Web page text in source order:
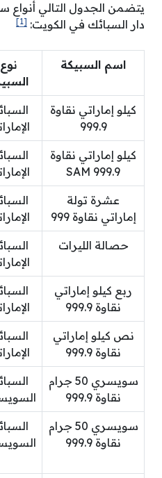
يتضمن الجدول التالي أنواع
دار السبائك في الكويت: [1]
اسم السبيكة
نوع
كيلو إماراتي نقاوة
999.9
كيلو إماراتي نقاوة
999.9 SAM
عشرة تولة
إماراتي نقاوة 999
حصالة الليرات
ربع كيلو إماراتي
نقاوة 999.9
نص كيلو إماراتي
نقاوة 999.9
سويسري 50 جرام
نقاوة 999.9
سويسري 50 جرام
نقاوة 999.9